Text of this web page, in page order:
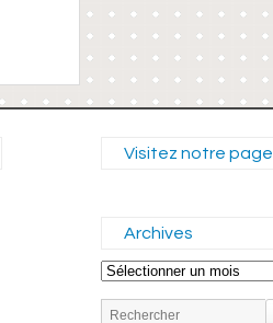
Visitez notre page
Archives
Archives